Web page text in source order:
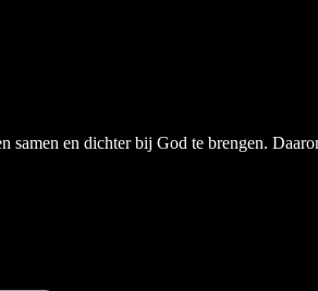
en dichter bij God te brengen.